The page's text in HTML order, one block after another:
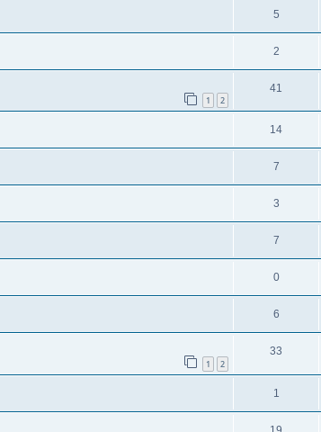
5
2
1 2
41
14
7
3
7
0
6
1 2
33
1